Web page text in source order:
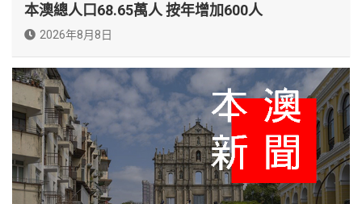
本澳總人口68.65萬人 按年增加600人
2026年8月8日